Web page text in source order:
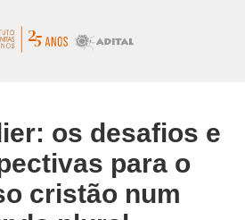
os desafios e
para o
cristão num